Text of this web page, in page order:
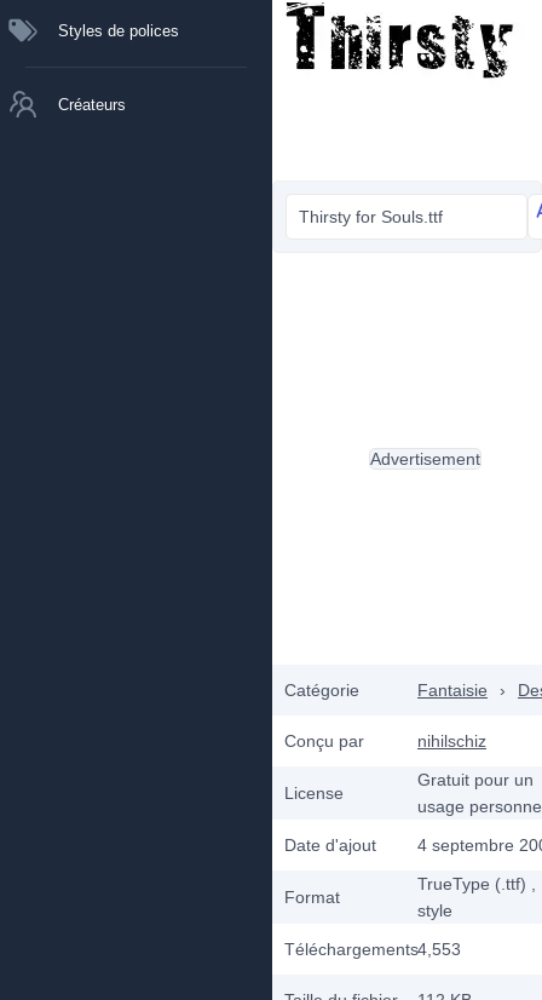
Styles de polices
Créateurs
Thirsty for Souls.ttf
Catégorie Fantaisie ›
Conçu par nihilschiz
License
Gratuit pour un
usage
Date d'ajout
4 septembre
Format
TrueType (.ttf)
style
Téléchargements4,553
Advertisement